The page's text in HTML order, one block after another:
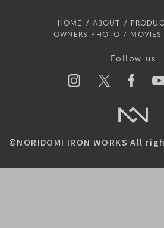
HOME ABOUT
OWNERS PHOTO
MOVIES
Follow us
©NORIDOMI IRON WORKS All